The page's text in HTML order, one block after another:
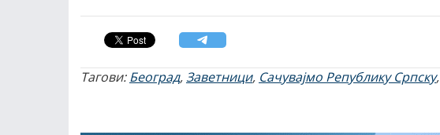
Тагови:Београд,Заветници, Сачувајмо Републику Српску,